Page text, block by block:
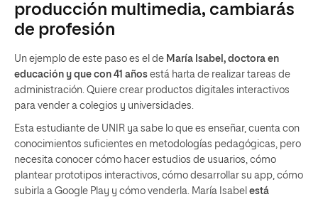
producción multimedia, cambiarás
de profesión
Un ejemplo de este paso es el de María Isabel, doctora en
educación y que con 41 años está harta de realizar tareas de
administración. Quiere crear productos digitales interactivos
para vender a colegios y universidades.
Esta estudiante de UNIR ya sabe lo que es enseñar, cuenta con
conocimientos suficientes en metodologías pedagógicas, pero
necesita conocer cómo hacer estudios de usuarios, cómo
plantear prototipos interactivos, cómo desarrollar su app, cómo
subirla a Google Play y cómo venderla. María Isabel está